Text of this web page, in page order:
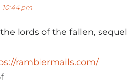
10:44 pm
lords of the fallen, sequel
ramblermails.com/